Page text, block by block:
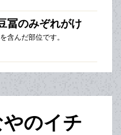
冨のみぞれがけ
含んだ部位です。
のイチ